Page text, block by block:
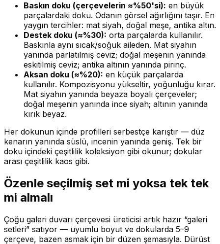
Baskın doku (çerçevelerin ≈%50'si): en büyük
parçalardaki doku. Odanın görsel ağırlığını taşır. En
yaygın tercihler: mat siyah, doğal meşe, antika altın.
Destek doku (≈%30): orta parçalarda kullanılır.
Baskınla aynı sıcak/soğuk aileden. Mat siyahın
yanında parlatılmış ceviz; doğal meşenin yanında
eskitilmiş ceviz; antika altının yanında pirinç.
Aksan doku (≈%20): en küçük parçalarda
kullanılır. Kompozisyonu yükseltir, yoğunluğu kırar.
Mat siyahın yanında beyaza boyalı çerçeveler;
doğal meşenin yanında ince siyah; altının yanında
kırık beyaz.
Her dokunun içinde profilleri serbestçe karıştır — düz
kenarın yanında süslü, incenin yanında geniş. Tek bir
doku içindeki çeşitlilik koleksiyon gibi okunur; dokular
arası çeşitlilik kaos gibi.
Özenle seçilmiş set mi yoksa tek tek
mi almalı
Çoğu galeri duvarı çerçevesi üreticisi artık hazır “galeri
setleri” satıyor — uyumlu boyut ve dokularda 5–9
çerçeve, bazen asmak için bir düzen şemasıyla. Dürüst